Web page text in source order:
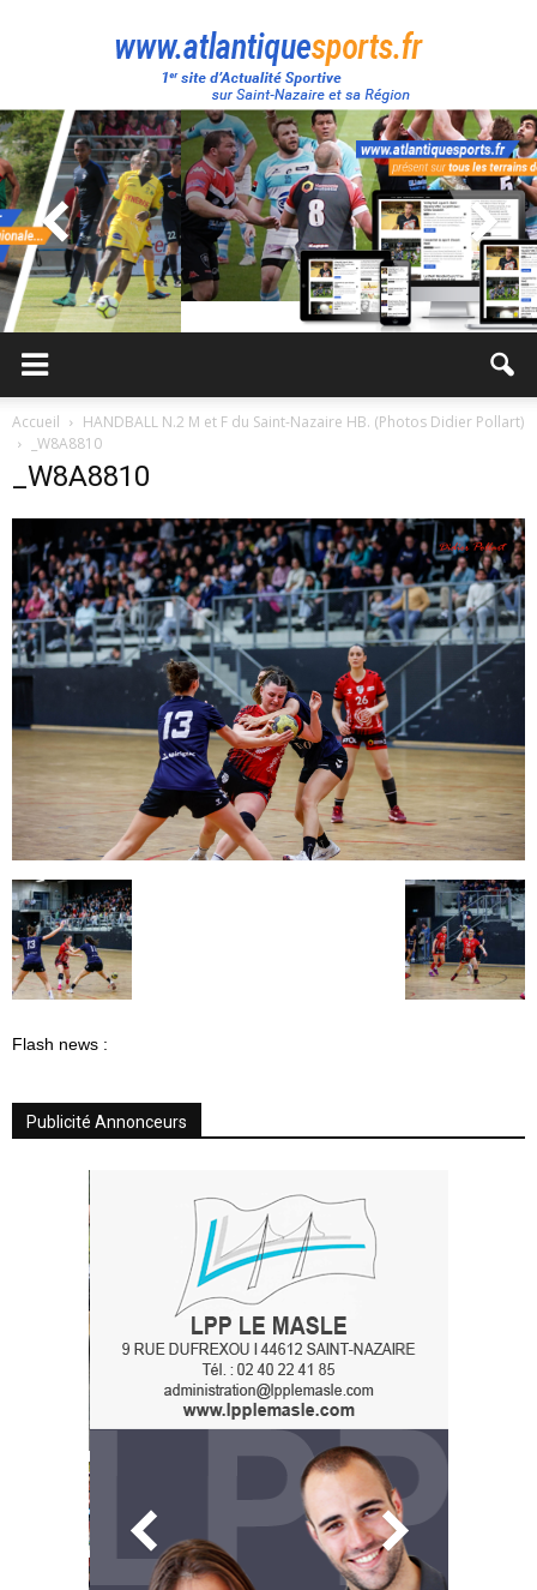
Atlantique
Sport
Accueil
HANDBALL N.2 M et F du Saint-Nazaire HB. (Photos Didier Pollart)
_W8A8810
_W8A8810
Flash news :
Publicité Annonceurs